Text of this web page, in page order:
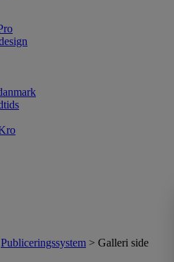
Publiceringssystem > Galleri side